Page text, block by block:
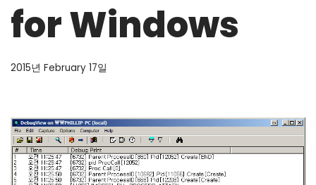
for Windows
2015년 February 17일